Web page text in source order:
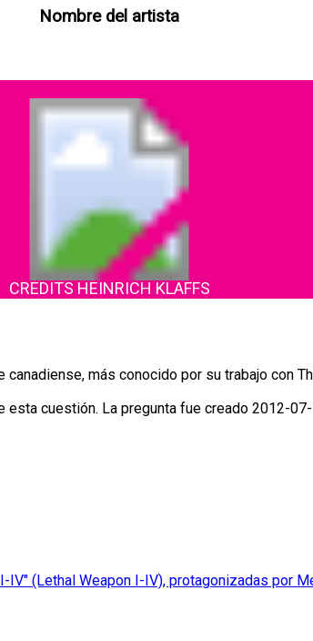
Nombre del artista
CREDITS HEINRICH KLAFFS
más conocido por su trabajo con
cuestión. La pregunta fue creado 2012-
(Lethal Weapon I-IV), protagonizadas por